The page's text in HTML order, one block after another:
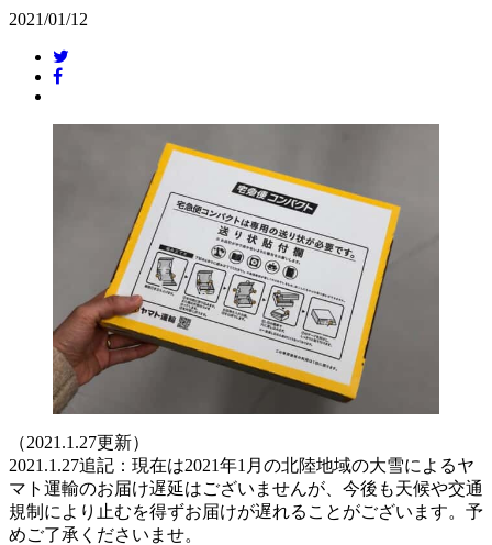
2021/01/12
（2021.1.27更新）
2021.1.27追記：現在は2021年1月の北陸地域の大雪によるヤ
マト運輸のお届け遅延はございませんが、今後も天候や交通
規制により止むを得ずお届けが遅れることがございます。予
めご了承くださいませ。